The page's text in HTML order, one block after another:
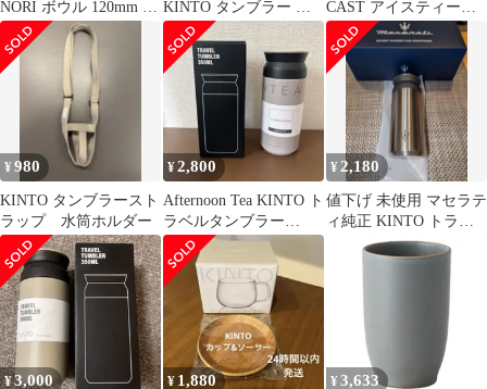
NORI ボウル 120mm ホ
ワイト 25779
KINTO タンブラー ホ
ワイト 未使用
CAST アイスティーグ
ラス 350ml 耐熱ガラス
電子レンジ・食洗機使
用可 ギフト プレゼント
8431
¥980
KINTO タンブラースト
ラップ 水筒ホルダー
¥2,800
Afternoon Tea KINTO ト
ラベルタンブラー
350ml
¥ 2,180
値下げ 未使用 マセラテ
ィ純正 KINTO トラベ
ルタンブラー 350ml
¥3,000 ¥ 1,880 ¥ 3,633